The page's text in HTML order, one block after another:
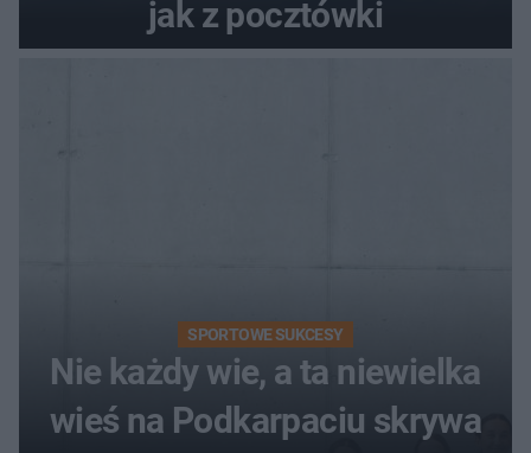
jak z pocztówki
SPORTOWE SUKCESY
Nie każdy wie, a ta niewielka
wieś na Podkarpaciu skrywa